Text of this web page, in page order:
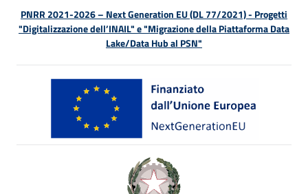
PNRR 2021-2026 – Next Generation EU (DL 77/2021) - Progetti
"Digitalizzazione dell’INAIL" e "Migrazione della Piattaforma Data
Lake/Data Hub al PSN"